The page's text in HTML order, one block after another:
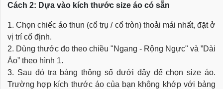
Cách 2: Dựa vào kích thước size áo có sẵn
1. Chọn chiếc áo thun (cổ trụ / cổ tròn) thoải mái nhất, đặt ở
vị trí cố định.
2. Dùng thước đo theo chiều "Ngang - Rộng Ngực" và ”Dài
Áo” theo hình 1.
3. Sau đó tra bảng thông số dưới đây để chọn size áo.
Trường hợp kích thước áo của bạn không khớp với bảng